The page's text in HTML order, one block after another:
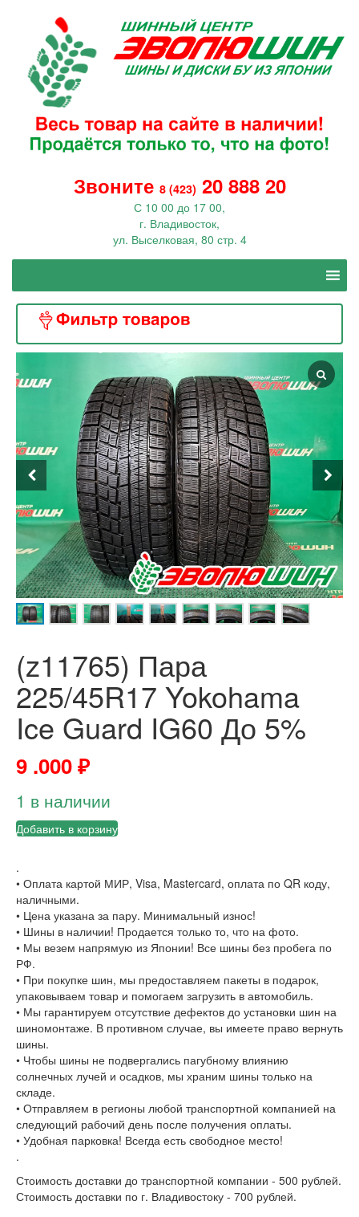
Звоните 8 (423) 20 888 20
С 10 00 до 17 00,
г. Владивосток,
ул. Выселковая, 80 стр. 4
(z11765) Пара
225/45R17 Yokohama
Ice Guard IG60 До 5%
9 .000₽
1 в наличии
Добавить в корзину
.
• Оплата картой МИР, Visa, Mastercard, оплата по QR коду,
наличными.
• Цена указана за пару. Минимальный износ!
• Шины в наличии! Продается только то, что на фото.
• Мы везем напрямую из Японии! Все шины без пробега по
РФ.
• При покупке шин, мы предоставляем пакеты в подарок,
упаковываем товар и помогаем загрузить в автомобиль.
• Мы гарантируем отсутствие дефектов до установки шин на
шиномонтаже. В противном случае, вы имеете право вернуть
шины.
• Чтобы шины не подвергались пагубному влиянию
солнечных лучей и осадков, мы храним шины только на
складе.
• Отправляем в регионы любой транспортной компанией на
следующий рабочий день после получения оплаты.
• Удобная парковка! Всегда есть свободное место!
.
Стоимость доставки до транспортной компании - 500 рублей.
Стоимость доставки по г. Владивостоку - 700 рублей.